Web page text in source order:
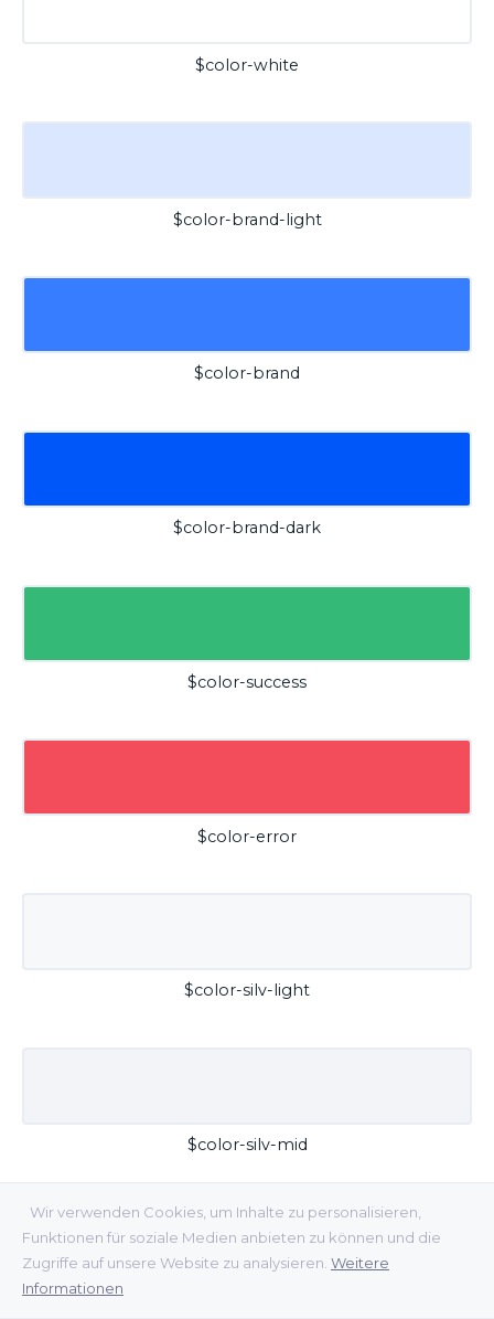
Wir verwenden Cookies, um Inhalte zu personalisieren,
Funktionen für soziale Medien anbieten zu können und die
Zugriffe auf unsere Website zu analysieren. Weitere
Informationen
$color-white
$color-brand-light
$color-brand
$color-brand-dark
$color-success
$color-error
$color-silv-light
$color-silv-mid